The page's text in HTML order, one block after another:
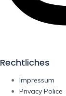
Rechtliches
Impressum
Privacy Police